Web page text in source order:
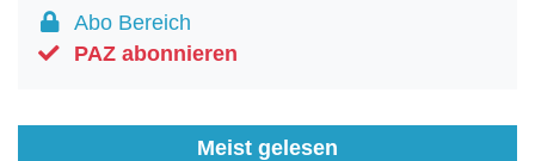
Abo Bereich
PAZ abonnieren
Meist gelesen